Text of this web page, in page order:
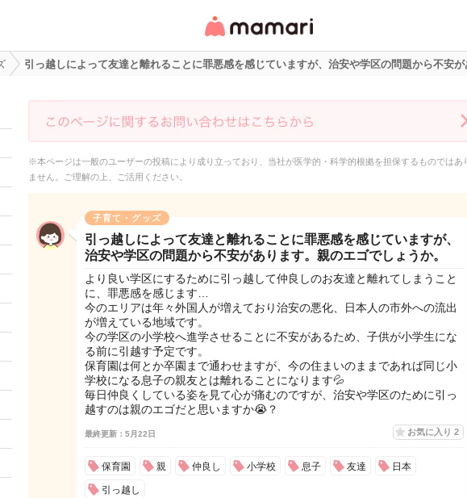
リ・情報サイト
引っ越しによって友達と離れることに罪悪感を感じていますが、治安や学区の問題から不安が
※本ページは一般のユーザーの投稿により成り立っており、当社が医学的・科学的根拠を担保するものではあ
ません。ご理解の上、ご活用ください。
子育て・グッズ
引っ越しによって友達と離れることに罪悪感を感じていますが、
治安や学区の問題から不安があります。親のエゴでしょうか。
より良い学区にするために引っ越して仲良しのお友達と離れてしまうこと
に、罪悪感を感じます…
今のエリアは年々外国人が増えており治安の悪化、日本人の市外への流出
が増えている地域です。
今の学区の小学校へ進学させることに不安があるため、子供が小学生にな
る前に引越す予定です。
保育園は何とか卒園まで通わせますが、今の住まいのままであれば同じ小
学校になる息子の親友とは離れることになります💦
毎日仲良くしている姿を見て心が痛むのですが、治安や学区のために引っ
越すのは親のエゴだと思いますか😭？
最終更新：5月22日 お気に入り 2
保育園 親 仲良し 小学校 息子 友達 日本
引っ越し